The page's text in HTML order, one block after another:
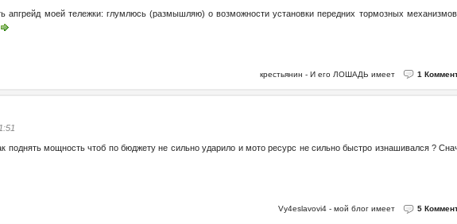
моей тележки: глумлюсь (размышляю) о возможности установки передних тормозных механизмов
крестьянин - И его ЛОШАДЬ имеет 1
поднять мощность чтоб по бюджету не сильно ударило и мото ресурс не сильно быстро изнашивался ?
Vy4eslavovi4 - мой блог имеет 5